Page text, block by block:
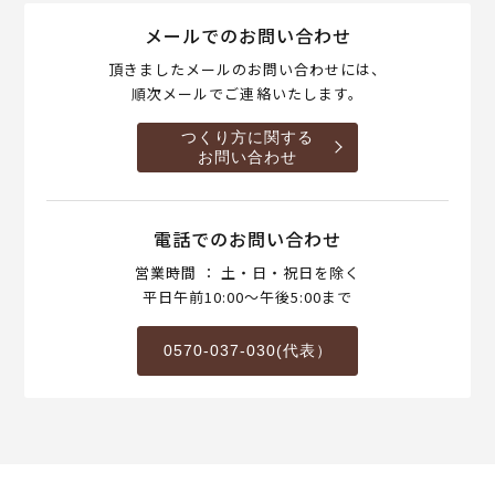
メールでのお問い合わせ
頂きましたメールのお問い合わせには、
順次メールでご連絡いたします。
つくり方に関する
お問い合わせ
電話でのお問い合わせ
営業時間 ： 土・日・祝日を除く
平日午前10:00～午後5:00まで
0570-037-030(代表）